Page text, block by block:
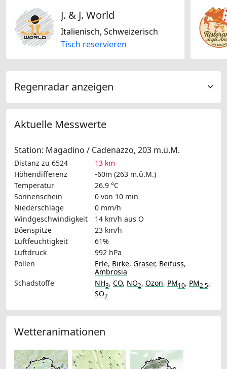
J. & J. World
Italienisch, Schweizerisch
Tisch reservieren
Regenradar anzeigen
Aktuelle Messwerte
Station: Magadino / Cadenazzo, 203 m.ü.M.
Distanz zu 6524
13 km
Höhendifferenz
-60m (263 m.ü.M.)
Temperatur
26.9 °C
Sonnenschein
0 von 10 min
Niederschläge
0 mm/h
Windgeschwindigkeit
14 km/h aus O
Böenspitze
23 km/h
Luftfeuchtigkeit
61%
Luftdruck
992 hPa
Pollen
Erle, Birke, Gräser, Beifuss,
Ambrosia
Schadstoffe
NH3, CO, NO2, Ozon, PM10, PM2.5,
SO2
Wetteranimationen